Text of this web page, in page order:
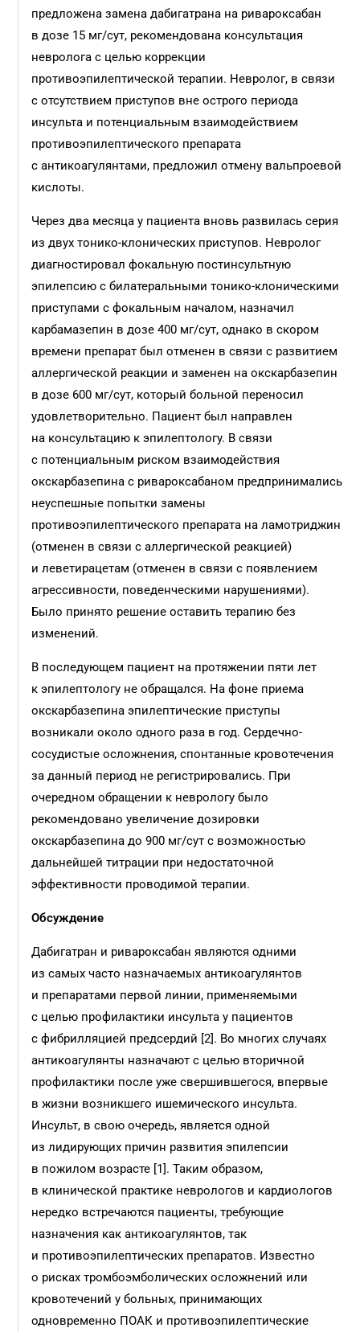
предложена замена дабигатрана на ривароксабан
в дозе 15 мг/сут, рекомендована консультация
невролога с целью коррекции
противоэпилептической терапии. Невролог, в связи
с отсутствием приступов вне острого периода
инсульта и потенциальным взаимодействием
противоэпилептического препарата
с антикоагулянтами, предложил отмену вальпроевой
кислоты.
Через два месяца у пациента вновь развилась серия
из двух тонико-клонических приступов. Невролог
диагностировал фокальную постинсультную
эпилепсию с билатеральными тонико-клоническими
приступами с фокальным началом, назначил
карбамазепин в дозе 400 мг/сут, однако в скором
времени препарат был отменен в связи с развитием
аллергической реакции и заменен на окскарбазепин
в дозе 600 мг/сут, который больной переносил
удовлетворительно. Пациент был направлен
на консультацию к эпилептологу. В связи
с потенциальным риском взаимодействия
окскарбазепина с ривароксабаном предпринимались
неуспешные попытки замены
противоэпилептического препарата на ламотриджин
(отменен в связи с аллергической реакцией)
и леветирацетам (отменен в связи с появлением
агрессивности, поведенческими нарушениями).
Было принято решение оставить терапию без
изменений.
В последующем пациент на протяжении пяти лет
к эпилептологу не обращался. На фоне приема
окскарбазепина эпилептические приступы
возникали около одного раза в год. Сердечно-
сосудистые осложнения, спонтанные кровотечения
за данный период не регистрировались. При
очередном обращении к неврологу было
рекомендовано увеличение дозировки
окскарбазепина до 900 мг/сут с возможностью
дальнейшей титрации при недостаточной
эффективности проводимой терапии.
Обсуждение
Дабигатран и ривароксабан являются одними
из самых часто назначаемых антикоагулянтов
и препаратами первой линии, применяемыми
с целью профилактики инсульта у пациентов
с фибрилляцией предсердий [2]. Во многих случаях
антикоагулянты назначают с целью вторичной
профилактики после уже свершившегося, впервые
в жизни возникшего ишемического инсульта.
Инсульт, в свою очередь, является одной
из лидирующих причин развития эпилепсии
в пожилом возрасте [1]. Таким образом,
в клинической практике неврологов и кардиологов
нередко встречаются пациенты, требующие
назначения как антикоагулянтов, так
и противоэпилептических препаратов. Известно
о рисках тромбоэмболических осложнений или
кровотечений у больных, принимающих
одновременно ПОАК и противоэпилептические